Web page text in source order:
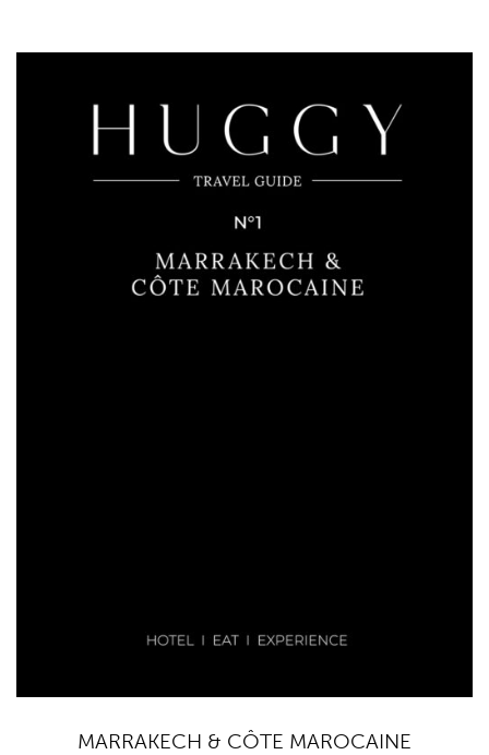
MARRAKECH & CÔTE MAROCAINE